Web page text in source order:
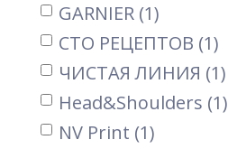
GARNIER (1)
СТО РЕЦЕПТОВ (1)
ЧИСТАЯ ЛИНИЯ (1)
Head&Shoulders (1)
NV Print (1)